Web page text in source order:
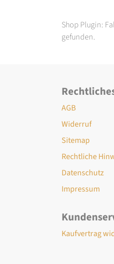
Shop Plugin:
gefunden.
AGB
Widerruf
Sitemap
Rechtliche
Datenschutz
Impressum
Kaufvertrag